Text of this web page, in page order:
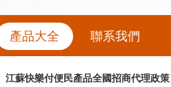
產品大全 聯系我們
江蘇快樂付便民產品全國招商代理政